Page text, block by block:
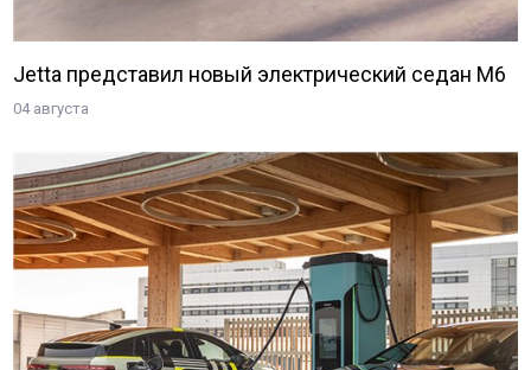
Jetta представил новый электрический седан M6
04 августа